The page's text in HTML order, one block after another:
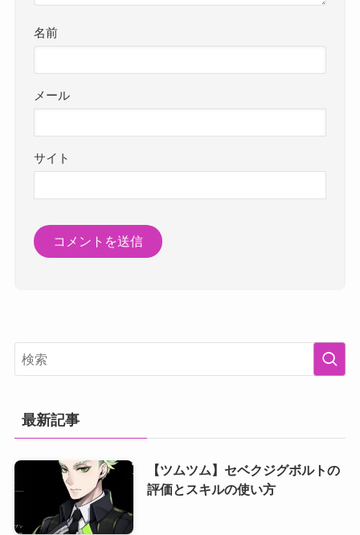
名前
メール
サイト
最新記事
【ツムツム】セベクジグボルトの
評価とスキルの使い方